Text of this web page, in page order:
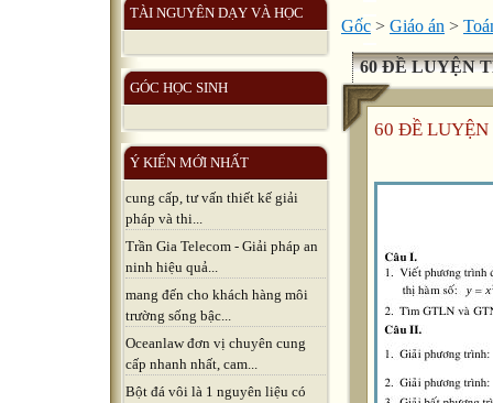
TÀI NGUYÊN DẠY VÀ HỌC
GÓC HỌC SINH
Ý KIẾN MỚI NHẤT
cung cấp, tư vấn thiết kế giải
pháp và thi...
Trần Gia Telecom - Giải pháp an
ninh hiệu quả...
mang đến cho khách hàng môi
trường sống bậc...
Oceanlaw đơn vị chuyên cung
cấp nhanh nhất, cam...
Bột đá vôi là 1 nguyên liệu có
Gốc > Giáo án >
60 ĐỀ LUYỆN
60 ĐỀ